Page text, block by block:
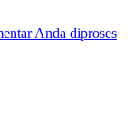
Anda diproses